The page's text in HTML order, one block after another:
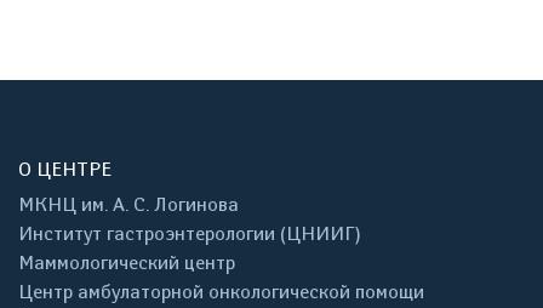
О ЦЕНТРЕ
МКНЦ им. А. С. Логинова
Институт гастроэнтерологии (ЦНИИГ)
Маммологический центр
Центр амбулаторной онкологической помощи